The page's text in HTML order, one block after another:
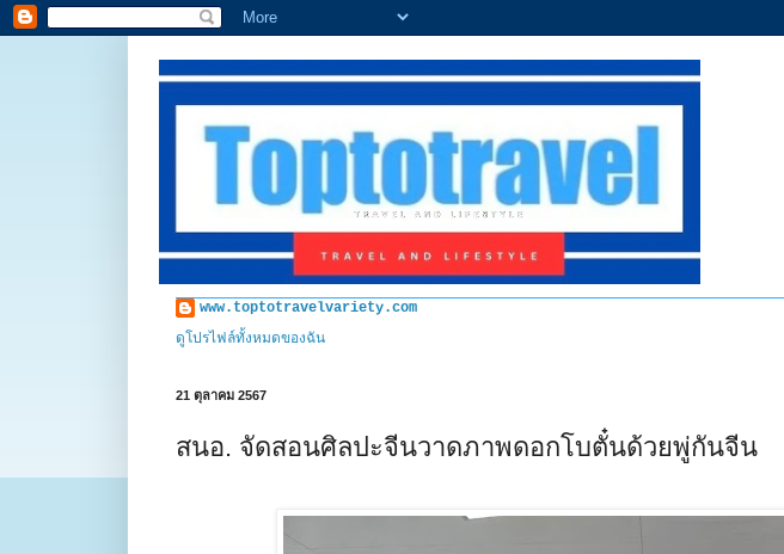
www.toptotravelvariety.com
ดูโปรไฟล์ทั้งหมดของฉัน
21 ตุลาคม 2567
สนอ. จัดสอนศิลปะจีนวาดภาพดอกโบตั๋นด้วยพู่กันจีน